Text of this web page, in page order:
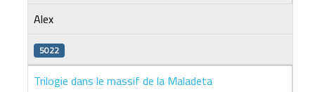
Alex
5022
Trilogie dans le massif de la Maladeta